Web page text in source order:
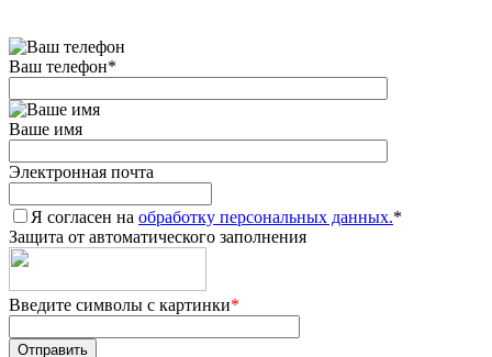
Ваш телефон*
Ваше имя
Электронная почта
Я согласен на обработку персональных данных.*
Защита от автоматического заполнения
Введите символы с картинки*